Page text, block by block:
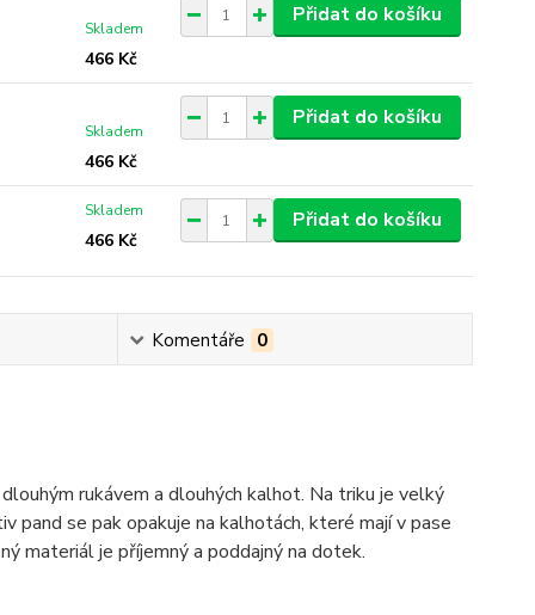
466 Kč
Skladem
Přidat do košíku
466 Kč
Skladem
Přidat do košíku
466 Kč
Skladem Přidat do košíku
Komentáře 0
rukávem a dlouhých kalhot. Na triku je velký
se pak opakuje na kalhotách, které mají v pase
materiál je příjemný a poddajný na dotek.